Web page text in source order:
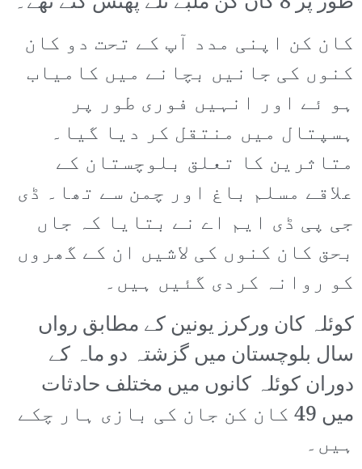
کان کن اپنی مدد آپ کے تحت دو کان
کنوں کی جانیں بچانے میں کامیاب
ہو ئے اور انہیں فوری طور پر
ہسپتال میں منتقل کر دیا گیا۔
متاثرین کا تعلق بلوچستان کے
علاقے مسلم باغ اور چمن سے تھا۔ ڈی
جی پی ڈی ایم اے نے بتایا کہ جاں
بحق کان کنوں کی لاشیں ان کے گھروں
کو روانہ کردی گئیں ہیں۔
کوئلہ کان ورکرز یونین کے مطابق رواں
سال بلوچستان میں گزشتہ دو ماہ کے
دوران کوئلہ کانوں میں مختلف حادثات
میں 49 کان کن جان کی بازی ہار چکے
ہیں۔